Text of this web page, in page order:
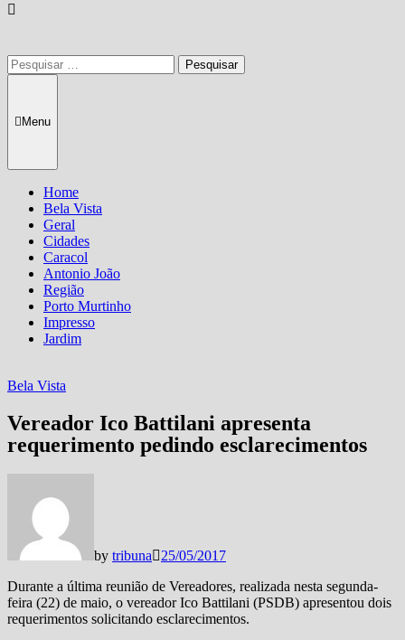
Pesquisar
por:
Menu
Home
Bela Vista
Geral
Cidades
Caracol
Antonio João
Região
Porto Murtinho
Impresso
Jardim
Bela Vista
Vereador Ico Battilani apresenta
requerimento pedindo esclarecimentos
by tribuna
25/05/2017
Durante a última reunião de Vereadores, realizada nesta segunda-
feira (22) de maio, o vereador Ico Battilani (PSDB) apresentou dois
requerimentos solicitando esclarecimentos.